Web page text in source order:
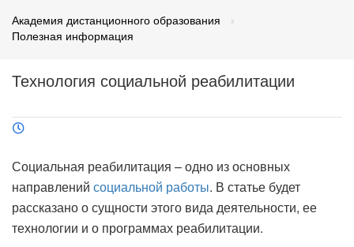
Академия дистанционного образования
Полезная информация
Технология социальной реабилитации
Социальная реабилитация – одно из основных
направлений социальной работы. В статье будет
рассказано о сущности этого вида деятельности, ее
технологии и о программах реабилитации.